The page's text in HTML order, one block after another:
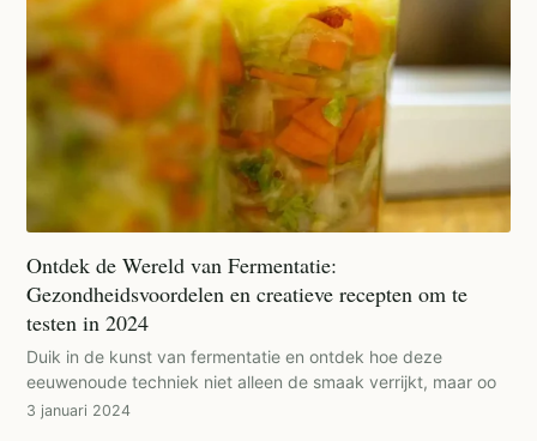
Ontdek de Wereld van Fermentatie:
Gezondheidsvoordelen en creatieve recepten om te
testen in 2024
Duik in de kunst van fermentatie en ontdek hoe deze
eeuwenoude techniek niet alleen de smaak verrijkt, maar oo
3 januari 2024